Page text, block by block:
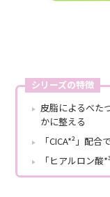
シリーズの特徴
皮脂によるべた
かに整える
「CICA*²」配
「ヒアルロン